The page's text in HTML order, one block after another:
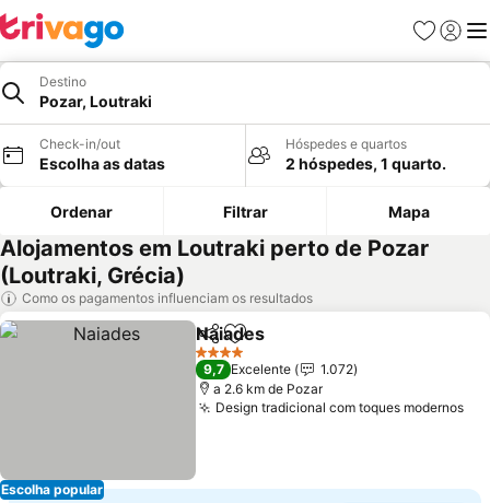
Favoritos
Iniciar
Destino
Pozar, Loutraki
Check-in/out
Escolha as datas
Hóspedes e quartos
2 hóspedes, 1 quarto.
Ordenar Filtrar Mapa
Alojamentos em Loutraki perto de Pozar
(Loutraki, Grécia)
Como os pagamentos influenciam os resultados
Escolha popular
PartilharAdicionar aos favoritos
Naiades
4 Estrelas
9,7 Excelente
1.072
a 2.6 km de Pozar
Design tradicional com toques modernos